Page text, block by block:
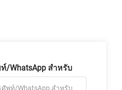
/WhatsApp สำหรับ